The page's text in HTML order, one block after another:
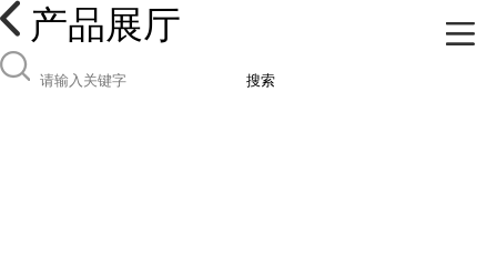
产品展厅
搜索